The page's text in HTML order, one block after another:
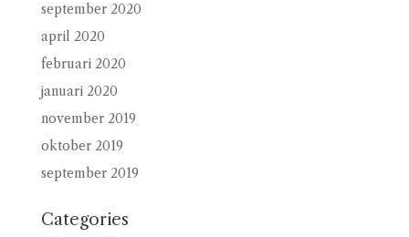
september 2020
april 2020
februari 2020
januari 2020
november 2019
oktober 2019
september 2019
Categories